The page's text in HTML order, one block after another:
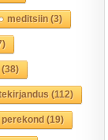
meditsiin(3)
(38)
(112)
perekond(19)